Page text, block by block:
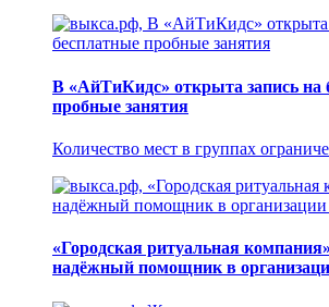
В «АйТиКидс» открыта запись на
пробные занятия
Количество мест в группах
«Городская ритуальная
надёжный помощник в